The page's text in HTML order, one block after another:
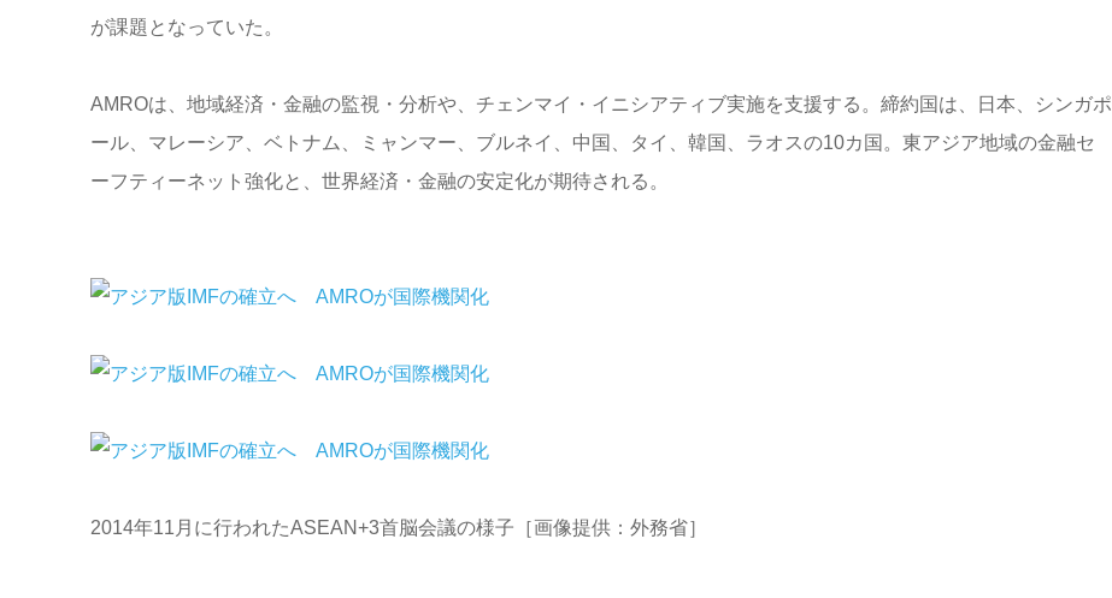
が課題となっていた。
AMROは、地域経済・金融の監視・分析や、チェンマイ・イニシアティブ実施を支援する。締約国は、日本、シンガポ
ール、マレーシア、ベトナム、ミャンマー、ブルネイ、中国、タイ、韓国、ラオスの10カ国。東アジア地域の金融セ
ーフティーネット強化と、世界経済・金融の安定化が期待される。
2014年11月に行われたASEAN+3首脳会議の様子［画像提供：外務省］